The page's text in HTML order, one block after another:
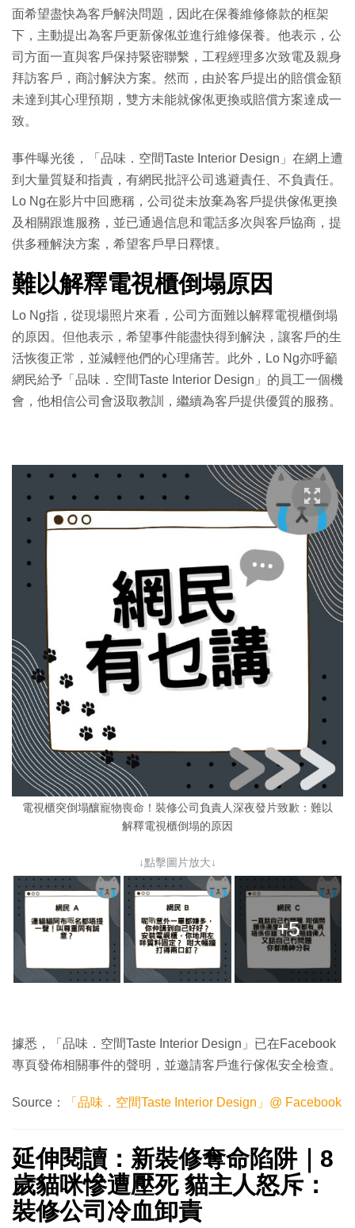
面希望盡快為客戶解決問題，因此在保養維修條款的框架
下，主動提出為客戶更新傢俬並進行維修保養。他表示，公
司方面一直與客戶保持緊密聯繫，工程經理多次致電及親身
拜訪客戶，商討解決方案。然而，由於客戶提出的賠償金額
未達到其心理預期，雙方未能就傢俬更換或賠償方案達成一
致。
事件曝光後，「品味．空間Taste Interior Design」在網上遭
到大量質疑和指責，有網民批評公司逃避責任、不負責任。
Lo Ng在影片中回應稱，公司從未放棄為客戶提供傢俬更換
及相關跟進服務，並已通過信息和電話多次與客戶協商，提
供多種解決方案，希望客戶早日釋懷。
難以解釋電視櫃倒塌原因
Lo Ng指，從現場照片來看，公司方面難以解釋電視櫃倒塌
的原因。但他表示，希望事件能盡快得到解決，讓客戶的生
活恢復正常，並減輕他們的心理痛苦。此外，Lo Ng亦呼籲
網民給予「品味．空間Taste Interior Design」的員工一個機
會，他相信公司會汲取教訓，繼續為客戶提供優質的服務。
電視櫃突倒塌釀寵物喪命！裝修公司負責人深夜發片致歉：難以
解釋電視櫃倒塌的原因
↓點擊圖片放大↓
+5
據悉，「品味．空間Taste Interior Design」已在Facebook
專頁發佈相關事件的聲明，並邀請客戶進行傢俬安全檢查。
Source： 「品味．空間Taste Interior Design」@ Facebook
延伸閱讀：新裝修奪命陷阱｜8
歲貓咪慘遭壓死 貓主人怒斥：
裝修公司冷血卸責